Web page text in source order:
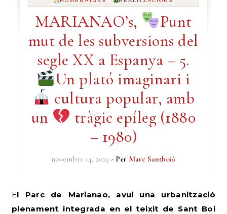
MARIANAO’s,
Punt
mut de les subversions del
segle XX a Espanya – 5.
Un plató imaginari i
cultura popular, amb
un
tràgic epíleg (1880
– 1980)
novembre 14, 2025 - Per Marc Santboià
El Parc de Marianao, avui una urbanització
plenament integrada en el teixit de Sant Boi